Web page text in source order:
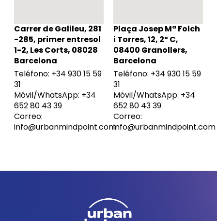
Carrer de Galileu, 281
-285, primer entresol
1-2, Les Corts, 08028
Barcelona
Teléfono: +34 930 15 59
31
Móvil/WhatsApp: +34
652 80 43 39
Correo:
info@urbanmindpoint.com
Plaça Josep Mª Folch
i Torres, 12, 2º C,
08400 Granollers,
Barcelona
Teléfono: +34 930 15 59
31
Móvil/WhatsApp: +34
652 80 43 39
Correo:
info@urbanmindpoint.com